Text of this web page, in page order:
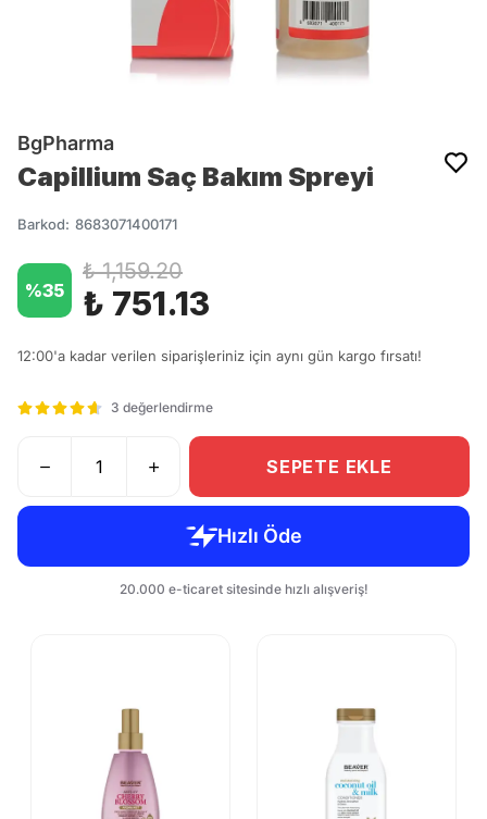
BgPharma
Capillium Saç Bakım Spreyi
Barkod: 8683071400171
%35
₺ 1,159.20
₺ 751.13
12:00'a kadar verilen siparişleriniz için aynı gün kargo fırsatı!
3 değerlendirme
SEPETE EKLE